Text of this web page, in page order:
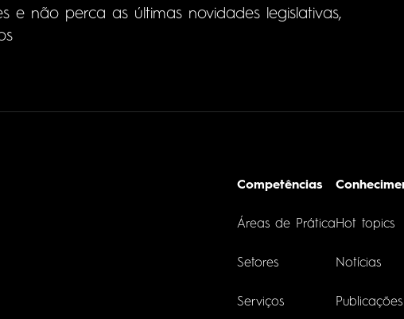
e não perca as últimas novidades legislativas,
Competências
Áreas de Prática
Setores
Serviços
Hot topics
Notícias
Publicações